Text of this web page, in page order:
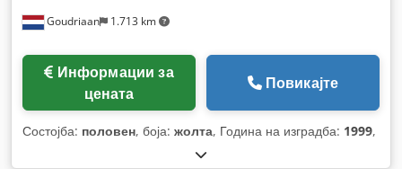
Goudriaan 1.713 km
цената
Повикајте
Состојба: половен, боја: жолта, Година на изградба: 1999,